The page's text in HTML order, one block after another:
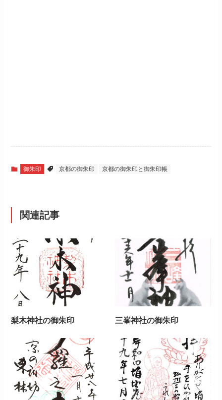
御朱印 京都の御朱印 京都の御朱印と御朱印帳
関連記事
梨木神社の御朱印 三峯神社の御朱印